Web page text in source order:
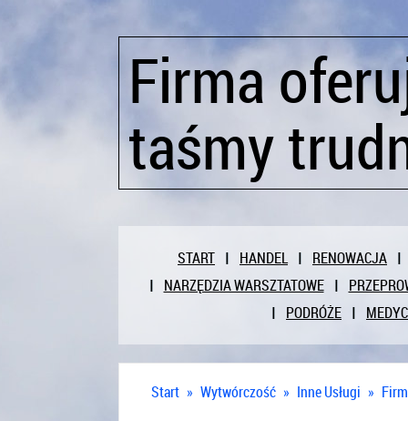
Firma
taśmy
START HANDEL
RENOWACJA
NARZĘDZIA WARSZTATOWE
PODRÓŻE
Start » Wytwórczość » Inne Usługi »